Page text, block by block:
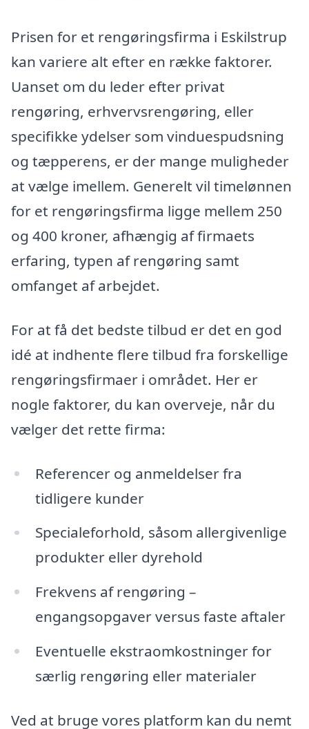
Prisen for et rengøringsfirma i Eskilstrup
kan variere alt efter en række faktorer.
Uanset om du leder efter privat
rengøring, erhvervsrengøring, eller
specifikke ydelser som vinduespudsning
og tæpperens, er der mange muligheder
at vælge imellem. Generelt vil timelønnen
for et rengøringsfirma ligge mellem 250
og 400 kroner, afhængig af firmaets
erfaring, typen af rengøring samt
omfanget af arbejdet.
For at få det bedste tilbud er det en god
idé at indhente flere tilbud fra forskellige
rengøringsfirmaer i området. Her er
nogle faktorer, du kan overveje, når du
vælger det rette firma:
Referencer og anmeldelser fra
tidligere kunder
Specialeforhold, såsom allergivenlige
produkter eller dyrehold
Frekvens af rengøring –
engangsopgaver versus faste aftaler
Eventuelle ekstraomkostninger for
særlig rengøring eller materialer
Ved at bruge vores platform kan du nemt